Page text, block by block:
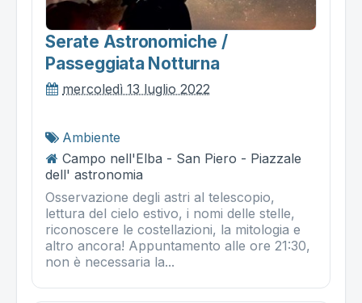
Serate Astronomiche /
Passeggiata Notturna
mercoledì 13 luglio 2022
Ambiente
Campo nell'Elba - San Piero - Piazzale
dell' astronomia
Osservazione degli astri al telescopio,
lettura del cielo estivo, i nomi delle stelle,
riconoscere le costellazioni, la mitologia e
altro ancora! Appuntamento alle ore 21:30,
non è necessaria la...